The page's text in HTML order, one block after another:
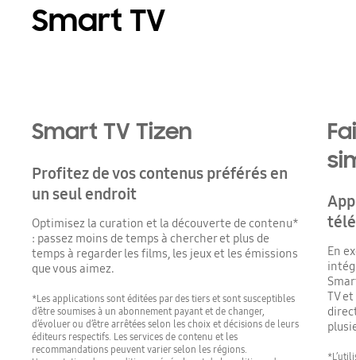
Smart TV
Smart TV Tizen
Profitez de vos contenus préférés en
un seul endroit
Optimisez la curation et la découverte de contenu*
: passez moins de temps à chercher et plus de
temps à regarder les films, les jeux et les émissions
que vous aimez.
*Les applications sont éditées par des tiers et sont susceptibles
d’être soumises à un abonnement payant et de changer,
d’évoluer ou d’être arrêtées selon les choix et décisions de leurs
éditeurs respectifs. Les services de contenu et les
recommandations peuvent varier selon les régions.
En
TV